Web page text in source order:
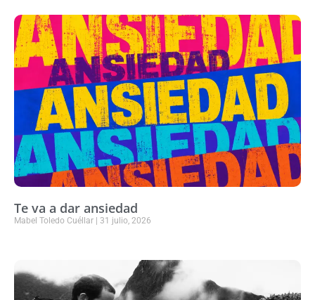
Te va a dar ansiedad
Mabel Toledo Cuéllar 31 julio, 2026